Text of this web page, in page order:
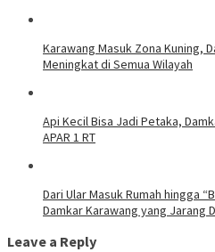
Karawang Masuk Zona Kuning,
Meningkat di Semua Wilayah
Api Kecil Bisa Jadi Petaka,
APAR 1 RT
Dari Ular Masuk Rumah hingga
Damkar Karawang yang Jarang
Leave a Reply